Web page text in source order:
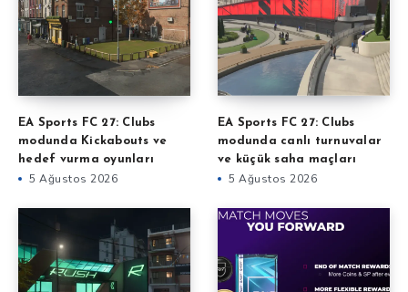
EA Sports FC 27: Clubs
modunda Kickabouts ve
hedef vurma oyunları
5 Ağustos 2026
EA Sports FC 27: Clubs
modunda canlı turnuvalar
ve küçük saha maçları
5 Ağustos 2026